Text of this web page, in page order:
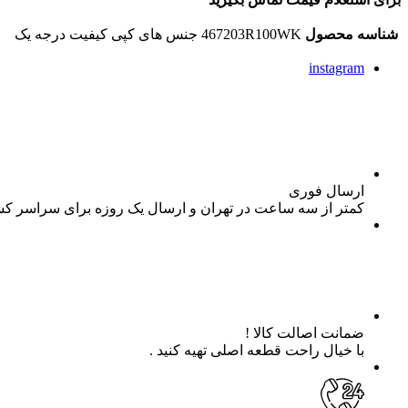
شناسه محصول 467203R100WK جنس های کپی کیفیت درجه یک
instagram
ارسال فوری
کمتر از سه ساعت در تهران و ارسال یک روزه برای سراسر
ضمانت اصالت کالا !
با خیال راحت قطعه اصلی تهیه کنید .